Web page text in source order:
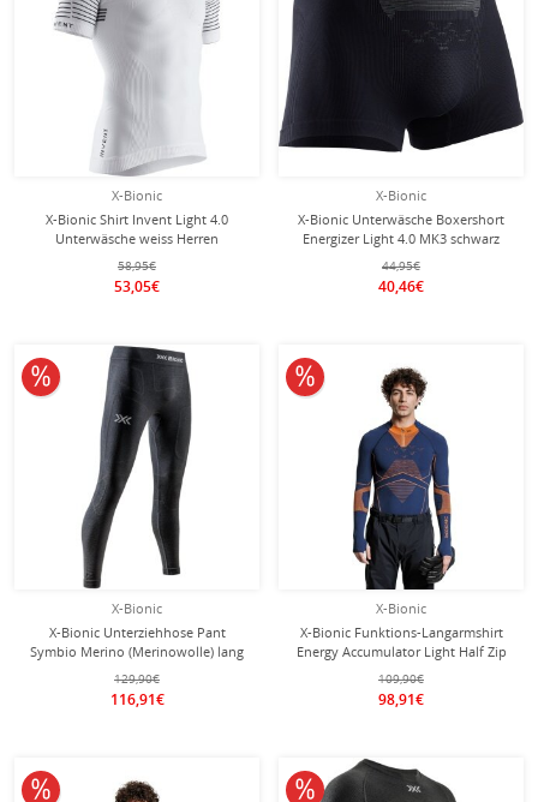
X-Bionic
X-Bionic Shirt Invent Light 4.0
Unterwäsche weiss Herren
58,95€
53,05€
X-Bionic
X-Bionic Unterwäsche Boxershort
Energizer Light 4.0 MK3 schwarz
Herren
44,95€
40,46€
X-Bionic
X-Bionic Unterziehhose Pant
Symbio Merino (Merinowolle) lang
Unterwäsche schwarz Herren
129,90€
116,91€
10% reduziert
X-Bionic
X-Bionic Funktions-Langarmshirt
Energy Accumulator Light Half Zip
Unterwäsche marineblau/orange
Herren
109,90€
98,91€
10% reduziert
10% reduziert 10% reduziert